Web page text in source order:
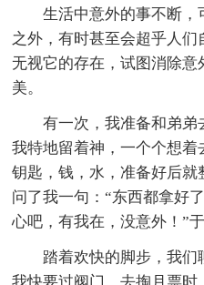
生活中意外的事不断
之外，有时甚至会超乎人
无视它的存在，试图消除
美。
有一次，我准备和弟弟
我特地留着神，一个个想着
钥匙，钱，水，准备好后
问了我一句：“东西都拿好
心吧，有我在，没意外！”
踏着欢快的脚步，我们
我快要过阀门，去掏月票